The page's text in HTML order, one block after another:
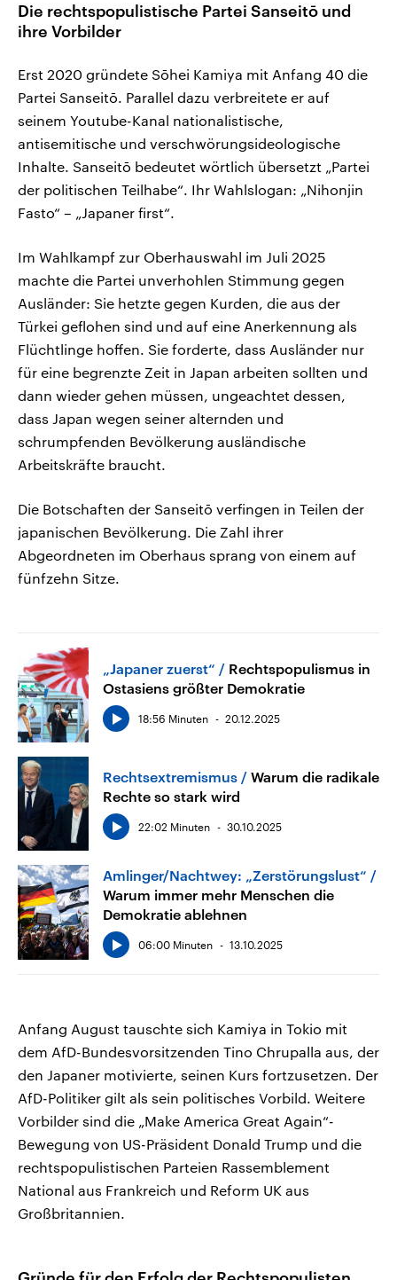
Die rechtspopulistische Partei Sanseitō und
ihre Vorbilder
Erst 2020 gründete Sōhei Kamiya mit Anfang 40 die
Partei Sanseitō. Parallel dazu verbreitete er auf
seinem Youtube-Kanal nationalistische,
antisemitische und verschwörungsideologische
Inhalte. Sanseitō bedeutet wörtlich übersetzt „Partei
der politischen Teilhabe“. Ihr Wahlslogan: „Nihonjin
Fasto“ – „Japaner first“.
Im Wahlkampf zur Oberhauswahl im Juli 2025
machte die Partei unverhohlen Stimmung gegen
Ausländer: Sie hetzte gegen Kurden, die aus der
Türkei geflohen sind und auf eine Anerkennung als
Flüchtlinge hoffen. Sie forderte, dass Ausländer nur
für eine begrenzte Zeit in Japan arbeiten sollten und
dann wieder gehen müssen, ungeachtet dessen,
dass Japan wegen seiner alternden und
schrumpfenden Bevölkerung ausländische
Arbeitskräfte braucht.
Die Botschaften der Sanseitō verfingen in Teilen der
japanischen Bevölkerung. Die Zahl ihrer
Abgeordneten im Oberhaus sprang von einem auf
fünfzehn Sitze.
„Japaner zuerst“
Rechtspopulismus in
Ostasiens größter Demokratie
18:56 Minuten 20.12.2025
Rechtsextremismus
Warum die radikale
Rechte so stark wird
22:02 Minuten 30.10.2025
Amlinger/Nachtwey: „Zerstörungslust“
Warum immer mehr Menschen die
Demokratie ablehnen
06:00 Minuten 13.10.2025
Anfang August tauschte sich Kamiya in Tokio mit
dem AfD-Bundesvorsitzenden Tino Chrupalla aus, der
den Japaner motivierte, seinen Kurs fortzusetzen. Der
AfD-Politiker gilt als sein politisches Vorbild. Weitere
Vorbilder sind die „Make America Great Again“-
Bewegung von US-Präsident Donald Trump und die
rechtspopulistischen Parteien Rassemblement
National aus Frankreich und Reform UK aus
Großbritannien.